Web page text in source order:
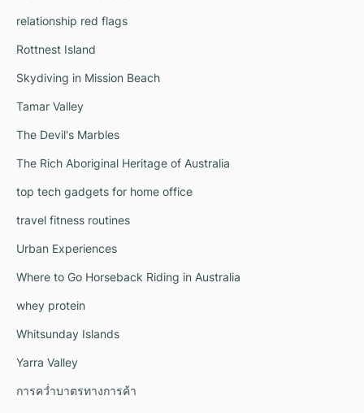
relationship red flags
Rottnest Island
Skydiving in Mission Beach
Tamar Valley
The Devil's Marbles
The Rich Aboriginal Heritage of Australia
top tech gadgets for home office
travel fitness routines
Urban Experiences
Where to Go Horseback Riding in Australia
whey protein
Whitsunday Islands
Yarra Valley
การคว่ำบาตรทางการค้า